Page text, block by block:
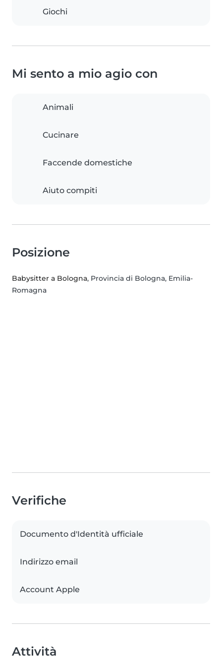
Giochi
Mi sento a mio agio con
Animali
Cucinare
Faccende domestiche
Aiuto compiti
Posizione
Babysitter a Bologna, Provincia di Bologna, Emilia-
Romagna
Verifiche
Documento d'Identità ufficiale
Indirizzo email
Account Apple
Attività